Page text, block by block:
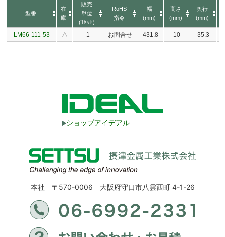
型番
在
庫
販売
単位
(1ｾｯﾄ)
RoHS
指令
幅
(mm)
高さ
(mm)
奥行
(mm)
LM66-111-53 △ 1 お問合せ 431.8 10 35.3
ショップアイデアル
本社 〒570-0006 大阪府守口市八雲西町 4-1-26